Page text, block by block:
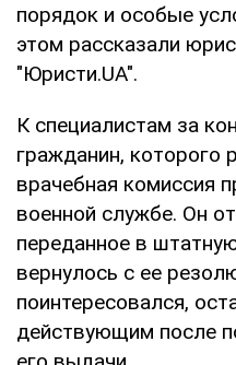
порядок и особые
этом рассказали
"Юристи.UA".
К специалистам за
гражданин, которого
врачебная комиссия
военной службе. Он
переданное в
вернулось с ее
поинтересовался,
действующим после